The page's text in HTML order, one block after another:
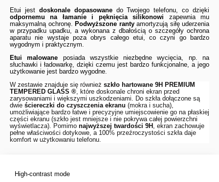
Etui jest doskonale dopasowanedo Twojego telefonu, co dzięki
odpornemu na łamanie i pęknięcia silikonowi zapewnia mu
maksymalną ochronę. Podwyższone rantyamortyzują siłę uderzenia
w przypadku upadku, a wykonana z dbałością o szczegóły ochrona
aparatu nie wystaje poza obrys całego etui, co czyni go bardzo
wygodnym i praktycznym.
Etui malowane posiada wszystkie niezbędne wycięcia, np. na
słuchawki i ładowarkę, dzięki czemu jest bardzo funkcjonalne, a jego
użytkowanie jest bardzo wygodne.
W zestawie znajduje się również szkło hartowane 9H PREMIUM
TEMPERED GLASS ®, które doskonale chroni ekran przed
zarysowaniami i większymi uszkodzeniami. Do szkła dołączone są
dwie ściereczki do czyszczenia ekranu (mokra i sucha),
umożliwiające bardzo łatwe i precyzyjne umiejscowienie go na płaskiej
części ekranu (szkło jest mniejsze i nie pokrywa całej powierzchni
wyświetlacza). Pomimo najwyższej twardości 9H , ekran zachowuje
pełne właściwości dotykowe, a 100% przeźroczystości szkła daje
komfort w użytkowaniu telefonu.
High-contrast mode